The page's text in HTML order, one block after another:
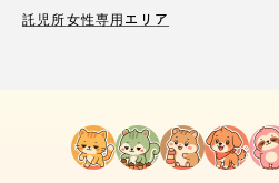
託児所女性専用エリア